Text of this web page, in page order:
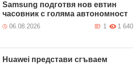
Samsung подготвя нов евтин
часовник с голяма автономност
06.08.2026 1 640
1
Huawei представи сгъваем